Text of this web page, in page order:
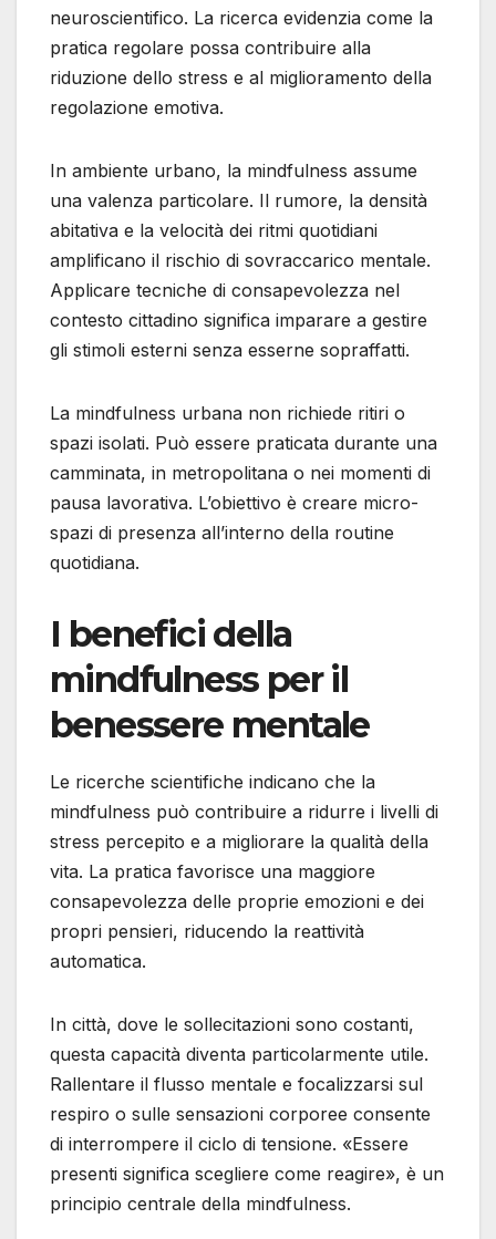
neuroscientifico. La ricerca evidenzia come la
pratica regolare possa contribuire alla
riduzione dello stress e al miglioramento della
regolazione emotiva.
In ambiente urbano, la mindfulness assume
una valenza particolare. Il rumore, la densità
abitativa e la velocità dei ritmi quotidiani
amplificano il rischio di sovraccarico mentale.
Applicare tecniche di consapevolezza nel
contesto cittadino significa imparare a gestire
gli stimoli esterni senza esserne sopraffatti.
La mindfulness urbana non richiede ritiri o
spazi isolati. Può essere praticata durante una
camminata, in metropolitana o nei momenti di
pausa lavorativa. L’obiettivo è creare micro-
spazi di presenza all’interno della routine
quotidiana.
I benefici della
mindfulness per il
benessere mentale
Le ricerche scientifiche indicano che la
mindfulness può contribuire a ridurre i livelli di
stress percepito e a migliorare la qualità della
vita. La pratica favorisce una maggiore
consapevolezza delle proprie emozioni e dei
propri pensieri, riducendo la reattività
automatica.
In città, dove le sollecitazioni sono costanti,
questa capacità diventa particolarmente utile.
Rallentare il flusso mentale e focalizzarsi sul
respiro o sulle sensazioni corporee consente
di interrompere il ciclo di tensione. «Essere
presenti significa scegliere come reagire», è un
principio centrale della mindfulness.